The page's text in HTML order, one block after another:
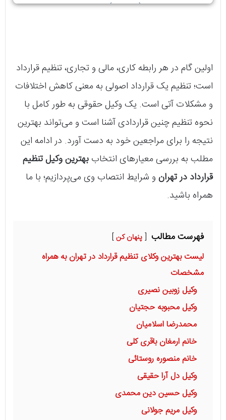
محمد الماسی (پاسداران)
اولین گام در هر رابطه کاری، مالی و تجاری، تنظیم قرارداد
است؛ تنظیم یک قرارداد اصولی به معنی کاهش اختلافات
و مشکلات آتی است. یک وکیل حقوقی به طور کامل با
نحوه تنظیم چنین قراردادی آشنا است و می‌تواند بهترین
نتیجه را برای مراجعین خود به دست آورد. در ادامه این
مطلب به بررسی معیارهای انتخاب بهترین وکیل تنظیم
قرارداد در تهران و شرایط انتصاب وی می‌پردازیم؛ با ما
همراه باشید.
فهرست مطالب پنهان کن
لیست بهترین وکلای تنظیم قرارداد در تهران به همراه
مشخصات
وکیل زوبین نصیری
وکیل محبوبه حجتیان
محمدرضا اسلامیان
خانم ارمغان باقری کلی
خانم منصوره روستائی
وکیل دل آرا حقیقی
وکیل حسین دین محمدی
وکیل مریم جولانی